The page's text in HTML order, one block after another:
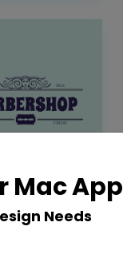
Mac App
Needs